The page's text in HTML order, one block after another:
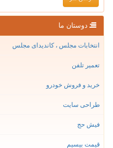
دوستان ما
انتخابات مجلس ، کاندیدای مجلس
تعمیر تلفن
خرید و فروش خودرو
طراحی سایت
فیش حج
قیمت بیسیم